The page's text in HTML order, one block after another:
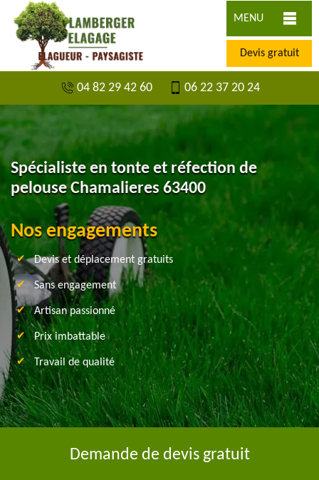
MENU
Devis gratuit
04 82 29 42 60 06 22 37 20 24
Spécialiste en tonte et réfection de
pelouse Chamalieres 63400
Nos engagements
Devis et déplacement gratuits
Sans engagement
Artisan passionné
Prix imbattable
Travail de qualité
Demande de devis gratuit